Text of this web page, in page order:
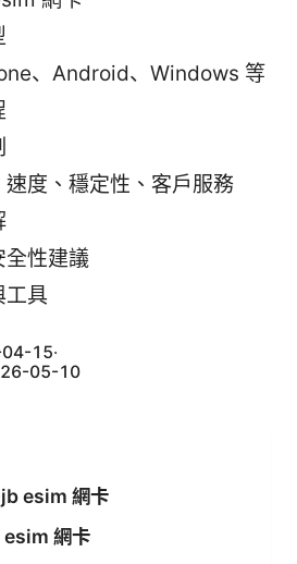
、Android、Windows 等
度、穩定性、客戶服務
全性建議
工具
15·
05-10
esim 網卡
esim 網卡